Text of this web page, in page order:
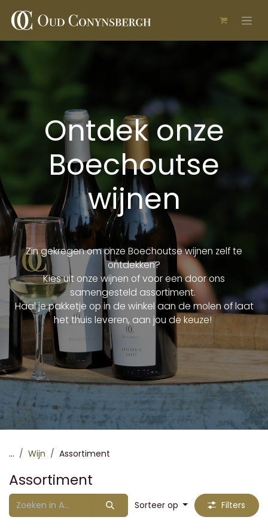
Ontdek onze
Boechoutse
wijnen
Zin gekregen om onze Boechoutse wijnen zelf te
ontdekken?
Kies uit onze wijnen of voor een door ons
samengesteld assortiment.
Haal je pakketje op in de winkel aan de molen of laat
het thuis leveren, aan jou de keuze!
... Wijn Assortiment
Assortiment
Sorteer op Filters